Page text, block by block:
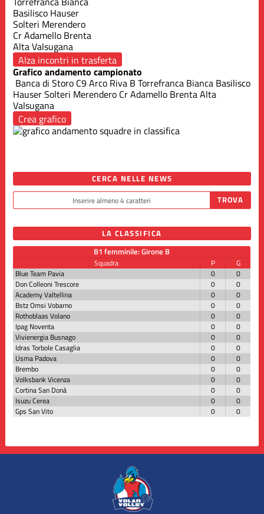
Basilisco Hauser
Solteri Merendero
Cr Adamello Brenta
Alta Valsugana
Alza incontri in trasferta
Grafico andamento campionato
Banca di Storo C9 Arco Riva B Torrefranca Bianca Basilisco
HauserSolteri Merendero Cr Adamello BrentaAlta
Valsugana
Crea grafico
CERCA NELLE NEWS
LA CLASSIFICA
B1 femminile: Girone B
Squadra P
G
Blue Team Pavia
0
0
Don Colleoni Trescore
0
0
Academy Valtellina
0
0
Bstz Omsi Vobarno
0
0
Rothoblaas Volano
0
0
Ipag Noventa
0
0
Vivienergia Busnago
0
0
Idras Torbole Casaglia
0
0
Usma Padova
0
0
Brembo
0
0
Volksbank Vicenza
0
0
Cortina San Donà
0
0
Isuzu Cerea
0
0
Gps San Vito
0 0